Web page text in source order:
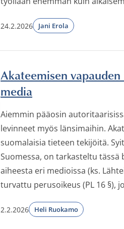
24.2.2026 Jani Erola
Akateemisen
media
Aiemmin pääosin
levinneet myös länsimaihin.
suomalaisia tieteen tekijöitä.
Suomessa, on tarkasteltu tässä
aiheesta eri medioissa (ks.
turvattu perusoikeus (PL 16 §),
2.2.2026 Heli Ruokamo